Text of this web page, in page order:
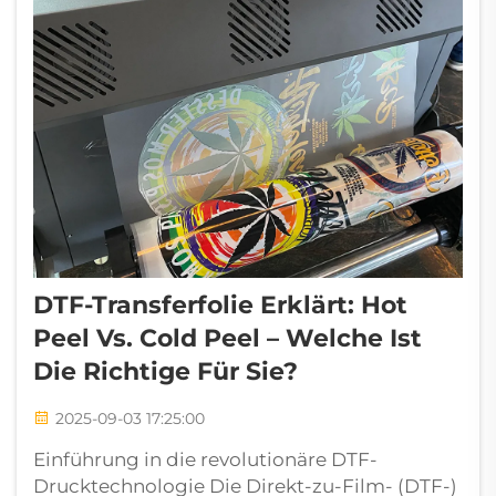
DTF-Transferfolie Erklärt: Hot
Peel Vs. Cold Peel – Welche Ist
Die Richtige Für Sie?
2025-09-03 17:25:00
Einführung in die revolutionäre DTF-
Drucktechnologie Die Direkt-zu-Film- (DTF-)